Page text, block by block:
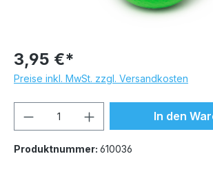
3,95 €*
Preise inkl. MwSt. zzgl. Versandkosten
Produkt Anzahl: Gib den
In den
Produktnummer: 610036